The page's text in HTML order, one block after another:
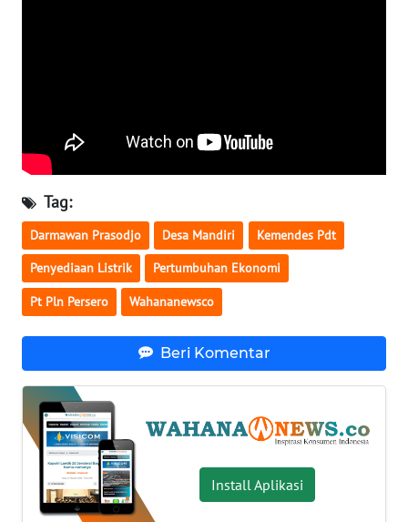
Tag:
Darmawan Prasodjo Desa Mandiri Kemendes Pdt
Penyediaan Listrik Pertumbuhan Ekonomi
Pt Pln Persero Wahananewsco
Beri Komentar
Install Aplikasi
WN
JATIM
WN
BALI
WN
KALBAR
WN
KALTARA
WN
KALSEL